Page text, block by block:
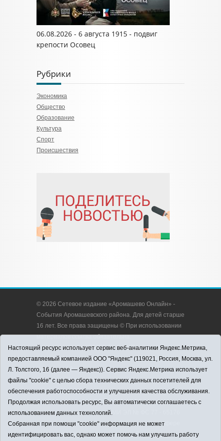
06.08.2026 - 6 августа 1915 - подвиг
крепости Осовец
Рубрики
Экономика
Общество
Образование
Культура
Спорт
Происшествия
© 2026 Сетевое издание «Аромашево Онлайн» -
События Аромашевского района. Для детей старше
16 лет. Все права защищены © При использовании
материалов ссылка обязательна.
Адрес редакции: 627350, Россия, Тюменская
область, Аромашевский район, с. Аромашево, ул.
Кирова, д. 13.
Адрес электронной почты редакции:
strudu72@obl72.ru
Телефон редакции: 8 (34545) 2-30-58
Регистрационный номер СМИ ЭЛ № ФС 77 - 65176
выдано Федеральной службой по надзору в сфере
связи, информационных технологий и массовых
Настоящий ресурс использует сервис веб-аналитики Яндекс.Метрика,
предоставляемый компанией ООО "Яндекс" (119021, Россия, Москва, ул.
Л. Толстого, 16 (далее — Яндекс)). Сервис Яндекс.Метрика использует
файлы "cookie" с целью сбора технических данных посетителей для
обеспечения работоспособности и улучшения качества обслуживания.
Продолжая использовать ресурс, Вы автоматически соглашаетесь с
использованием данных технологий.
Собранная при помощи "cookie" информация не может
идентифицировать вас, однако может помочь нам улучшить работу